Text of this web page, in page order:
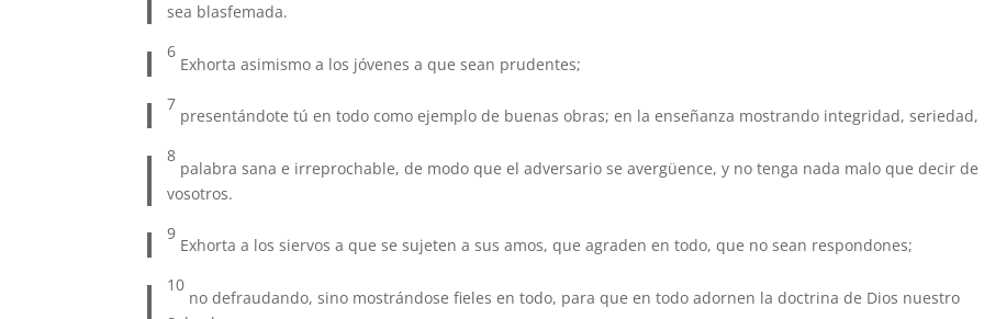
sea blasfemada.
6
Exhorta asimismo a los jóvenes a que sean prudentes;
7
presentándote tú en todo como ejemplo de buenas obras; en la enseñanza mostrando integridad, seriedad,
8
palabra sana e irreprochable, de modo que el adversario se avergüence, y no tenga nada malo que decir de
vosotros.
9
Exhorta a los siervos a que se sujeten a sus amos, que agraden en todo, que no sean respondones;
10
no defraudando, sino mostrándose fieles en todo, para que en todo adornen la doctrina de Dios nuestro